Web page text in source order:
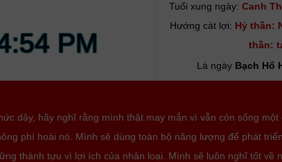
PM
Tuổi xung ngày: Canh
Hướng cát lợi: Hỷ thần:
thần:
Là ngày Bạch Hổ
dậy, hãy nghĩ rằng mình thật may mắn vì vẫn còn sống một
phí hoài nó. Mình sẽ dùng toàn bộ năng lượng để phát
thành tựu vì lợi ích của nhân loại. Mình sẽ luôn nghĩ tốt về